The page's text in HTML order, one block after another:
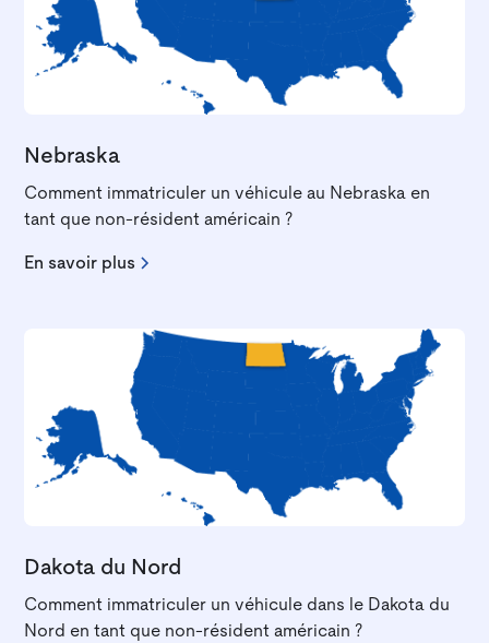
Nebraska
Comment immatriculer un véhicule au Nebraska en
tant que non-résident américain ?
En savoir plus
Dakota du Nord
Comment immatriculer un véhicule dans le Dakota du
Nord en tant que non-résident américain ?